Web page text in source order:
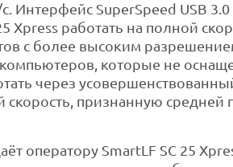
Интерфейс SuperSpeed USB
Xpress работать на полной
с более высоким
которые не
через
признанную средней
оператору SmartLF SC 25